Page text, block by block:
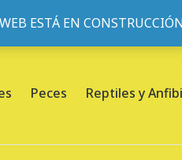
ESTÁ EN
Barcelona |Sobre nosotros
Peces Reptiles y